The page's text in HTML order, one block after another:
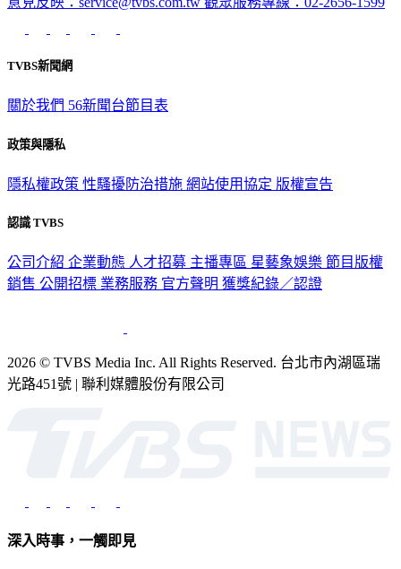
TVBS新聞網
關於我們 56新聞台節目表
政策與隱私
隱私權政策 性騷擾防治措施 網站使用協定 版權宣告
認識 TVBS
公司介紹 企業動態 人才招募 主播專區 星藝象娛樂 節目版權
銷售 公開招標 業務服務 官方聲明 獲獎紀錄／認證
2026 © TVBS Media Inc. All Rights Reserved. 台北市內湖區瑞
光路451號 | 聯利媒體股份有限公司
深入時事，一觸即見